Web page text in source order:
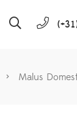
> Malus